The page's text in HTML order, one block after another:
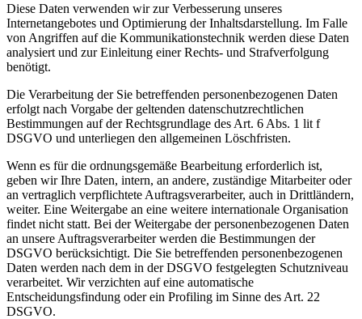
Diese Daten verwenden wir zur Verbesserung unseres
Internetangebotes und Optimierung der Inhaltsdarstellung. Im Falle
von Angriffen auf die Kommunikationstechnik werden diese Daten
analysiert und zur Einleitung einer Rechts- und Strafverfolgung
benötigt.
Die Verarbeitung der Sie betreffenden personenbezogenen Daten
erfolgt nach Vorgabe der geltenden datenschutzrechtlichen
Bestimmungen auf der Rechtsgrundlage des Art. 6 Abs. 1 lit f
DSGVO und unterliegen den allgemeinen Löschfristen.
Wenn es für die ordnungsgemäße Bearbeitung erforderlich ist,
geben wir Ihre Daten, intern, an andere, zuständige Mitarbeiter oder
an vertraglich verpflichtete Auftragsverarbeiter, auch in Drittländern,
weiter. Eine Weitergabe an eine weitere internationale Organisation
findet nicht statt. Bei der Weitergabe der personenbezogenen Daten
an unsere Auftragsverarbeiter werden die Bestimmungen der
DSGVO berücksichtigt. Die Sie betreffenden personenbezogenen
Daten werden nach dem in der DSGVO festgelegten Schutzniveau
verarbeitet. Wir verzichten auf eine automatische
Entscheidungsfindung oder ein Profiling im Sinne des Art. 22
DSGVO.